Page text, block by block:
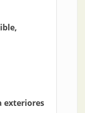
exteriores